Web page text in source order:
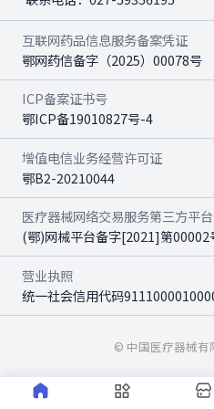
互联网药品信息服务备案凭证
鄂网药信备字（2025）00078号
ICP备案证书号
鄂ICP备19010827号-4
增值电信业务经营许可证
鄂B2-20210044
医疗器械网络交易服务第三方平
(鄂)网械平台备字[2021]第00002
营业执照
统一社会信用代码
© 中国医疗器械有